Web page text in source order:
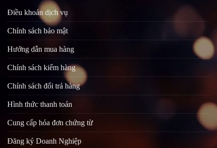
Điều khoản dịch vụ
Chính sách bảo mật
Hướng dẫn mua hàng
Chính sách kiểm hàng
Chính sách đổi trả hàng
Hình thức thanh toán
Cung cấp hóa đơn chứng từ
Đăng ký Doanh Nghiệp